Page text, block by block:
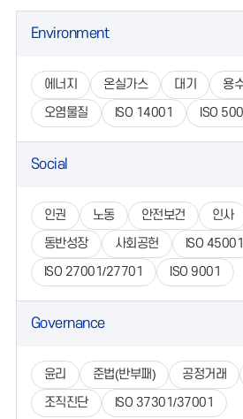
Environment
에너지 온실가스 대기
용
오염물질
ISO 14001 ISO
Social
인권 노동 안전보건 인사
동반성장
사회공헌
ISO 45001
ISO 27001/27701
ISO 9001
Governance
윤리 준법(반부패) 공정거래
조직진단
ISO 37301/37001